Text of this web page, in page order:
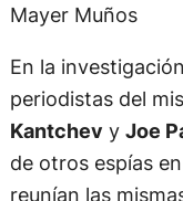
Mayer Muños
En la
periodistas del
Kantchev y Joe
de otros espías
reunían las